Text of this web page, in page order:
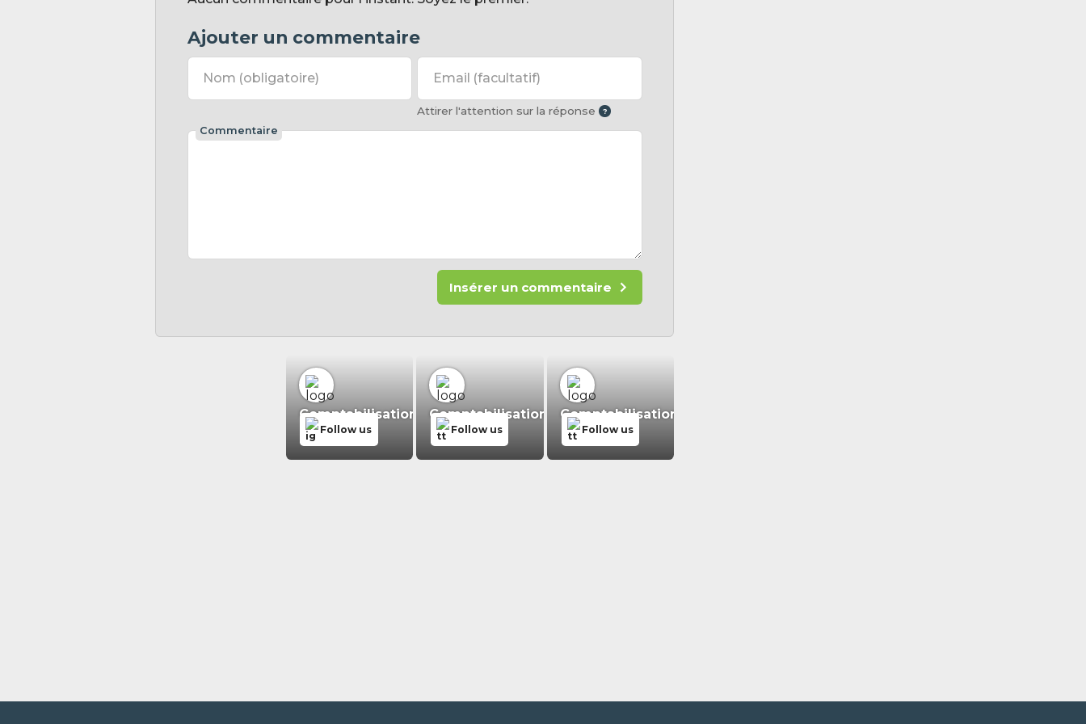
Ajouter un commentaire
Nom (obligatoire) Email (facultatif)
Attirer l'attention sur la réponse
Commentaire
Insérer un commentaire
Comptabilisation.fr
Follow us
Comptabilisation.fr
Follow us
Comptabilisation.fr
Follow us